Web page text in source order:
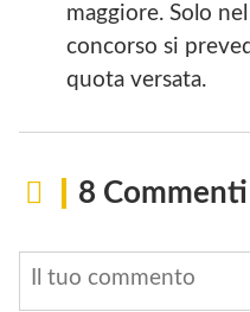
maggiore. Solo
concorso si
quota versata.
8 Commenti